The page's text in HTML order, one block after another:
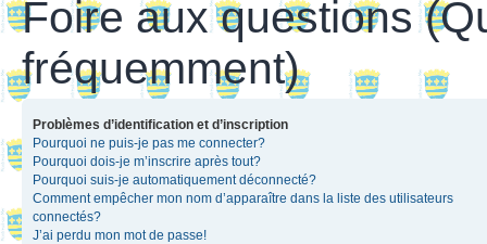
Foire aux questions
fréquemment)
Problèmes d’identification et d’inscription
Pourquoi ne puis-je pas me connecter?
Pourquoi dois-je m’inscrire après tout?
Pourquoi suis-je automatiquement déconnecté?
Comment empêcher mon nom d’apparaître dans la liste des utilisateurs
connectés?
J’ai perdu mon mot de passe!